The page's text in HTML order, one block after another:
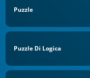
Puzzle
Puzzle Di Logica